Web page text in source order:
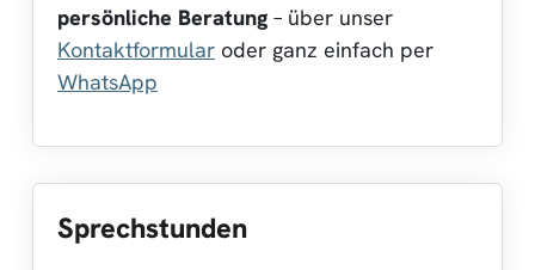
persönliche Beratung– über unser
Kontaktformular oder ganz einfach per
WhatsApp
Sprechstunden